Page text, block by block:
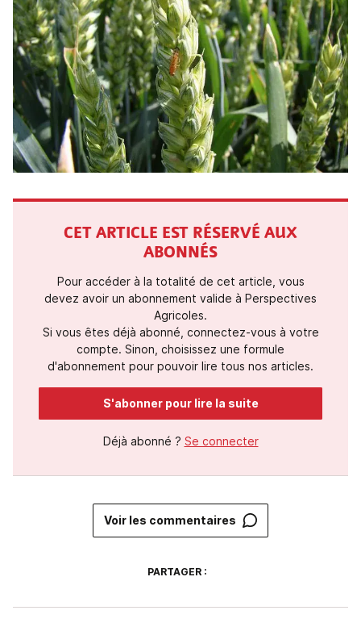
CET ARTICLE EST RÉSERVÉ AUX
ABONNÉS
Pour accéder à la totalité de cet article, vous
devez avoir un abonnement valide à Perspectives
Agricoles.
Si vous êtes déjà abonné, connectez-vous à votre
compte. Sinon, choisissez une formule
d'abonnement pour pouvoir lire tous nos articles.
S'abonner pour lire la suite
Déjà abonné ? Se connecter
Voir les commentaires
PARTAGER :